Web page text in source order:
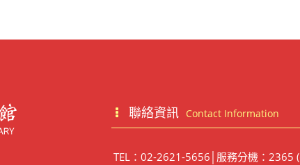
聯絡資訊 Contact Information
TEL：02-2621-5656│服務分機：2365 (